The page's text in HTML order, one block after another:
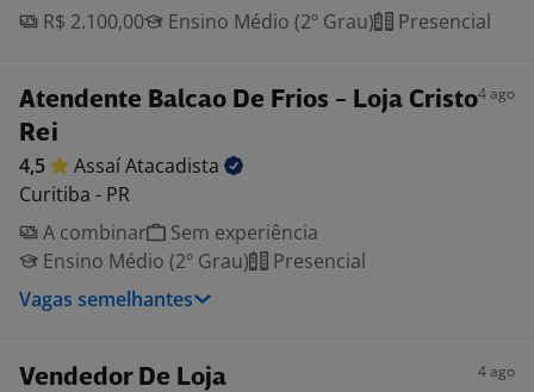
R$ 2.100,00
Ensino Médio (2º Grau) Presencial
Atendente Balcao De Frios - Loja Cristo
Rei
4 ago
4,5 AssaíAtacadista
Curitiba - PR
A combinar
Sem experiência
Ensino Médio (2º Grau)
Presencial
Vagas semelhantes
Vendedor De Loja 4 ago